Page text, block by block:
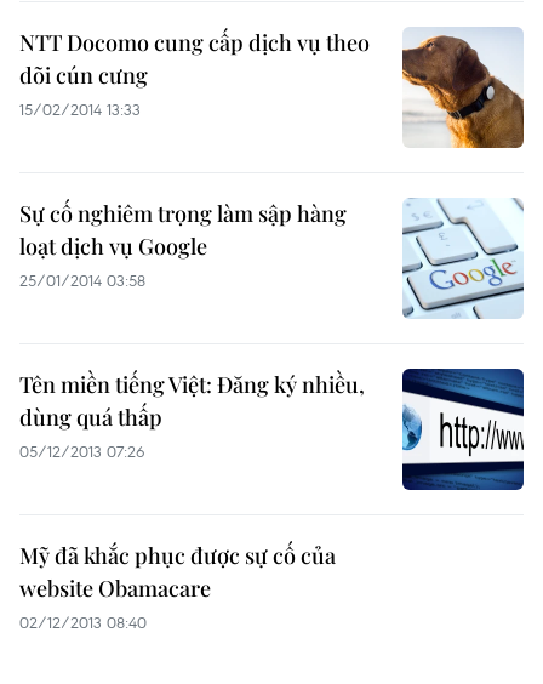
NTT Docomo cung cấp dịch vụ theo
dõi cún cưng
15/02/2014 13:33
Sự cố nghiêm trọng làm sập hàng
loạt dịch vụ Google
25/01/2014 03:58
Tên miền tiếng Việt: Đăng ký nhiều,
dùng quá thấp
05/12/2013 07:26
Mỹ đã khắc phục được sự cố của
website Obamacare
02/12/2013 08:40